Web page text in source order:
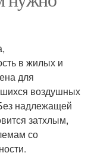
в жилых и
для
воздушных
надлежащей
затхлым,
со